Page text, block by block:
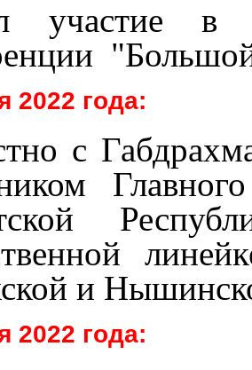
участие в
2022 года:
с
и
2022 года: